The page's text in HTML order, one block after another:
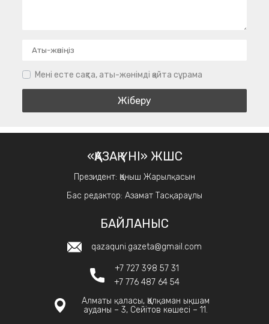
Мені есте сақта, аты-жөнімді қайта сұрама
«ҚАЗАҚ ҮНІ» ЖШС
Президент: Қаныш Жарылқасын
Бас редактор: Азамат Тасқараұлы
БАЙЛАНЫС
qazaquni.gazeta@gmail.com
+7 727 398 57 31
+7 776 487 64 54
Алматы қаласы, Қалқаман ықшам
ауданы – 3, Сейітов көшесі – 11.